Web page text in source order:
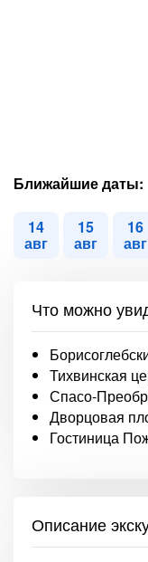
Ближайшие даты:
14
авг
15
авг
16
авг
Что можно
Тихвинская
Спасо-
Дворцовая
Гостиница
Описание